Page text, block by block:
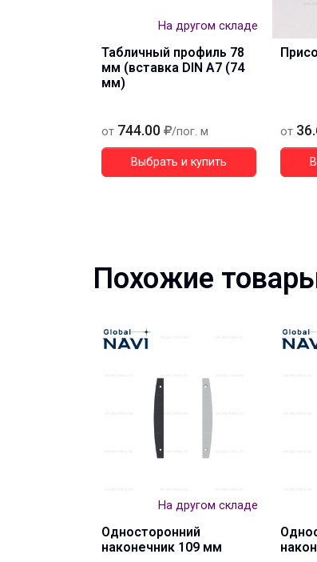
На другом складе
Табличный профиль 78
мм (вставка DIN A7 (74
мм)
от 744.00 /пог. м
Выбрать и купить
от
Похожие
На другом складе
Односторонний
наконечник 109 мм